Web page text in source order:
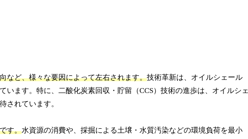
など、様々な要因によって左右されます。技術革新は、オイルシェール
ます。特に、二酸化炭素回収・貯留（CCS）技術の進歩は、オイルシェ
されています。
す。水資源の消費や、採掘による土壌・水質汚染などの環境負荷を最小